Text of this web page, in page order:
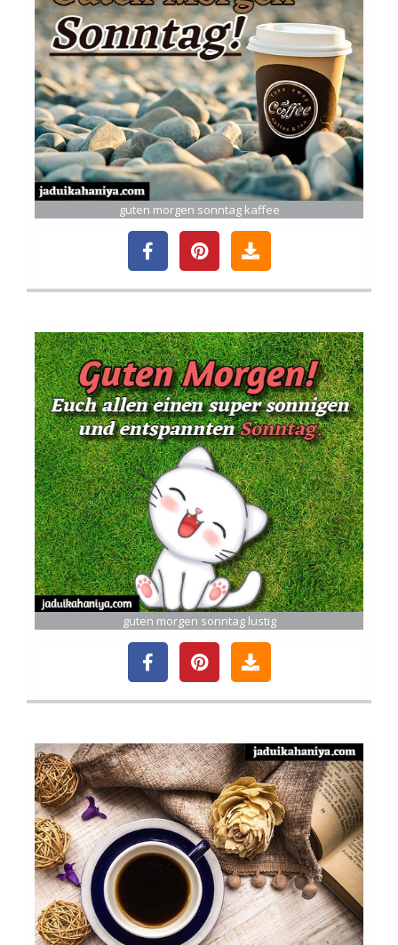
guten morgen sonntag kaffee
guten morgen sonntag lustig